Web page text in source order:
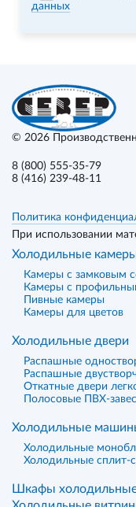
данных
© 2026
8 (800) 555-35-79
8 (416) 239-48-11
Политика
При использовании
Холодильные
Камеры с замковым
Камеры с
Пивные камеры
Камеры для цветов
Холодильные двери
Распашные
Распашные
Откатные двери
Полосовые ПВХ-
Холодильные
Холодильные
Холодильные сплит-
Шкафы